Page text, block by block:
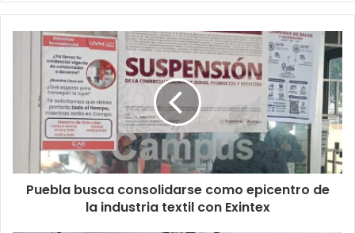
Puebla busca consolidarse como epicentro de
la industria textil con Exintex